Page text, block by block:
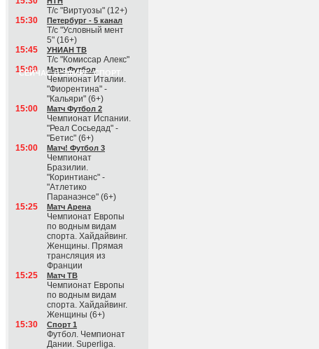
Т/с "Виртуозы" (12+)
15:30
Петербург - 5 канал
Т/с "Условный мент
5" (16+)
15:45
УНИАН ТВ
Т/с "Комиссар Алекс"
СЕЙЧАС В ЭФИРЕ: СПОРТ
15:00 Матч Футбол
Чемпионат Италии.
"Фиорентина" -
"Кальяри" (6+)
15:00
Матч Футбол 2
Чемпионат Испании.
"Реал Сосьедад" -
"Бетис" (6+)
15:00
Матч! Футбол 3
Чемпионат
Бразилии.
"Коринтианс" -
"Атлетико
Паранаэнсе" (6+)
15:25
Матч Арена
Чемпионат Европы
по водным видам
спорта. Хайдайвинг.
Женщины. Прямая
трансляция из
Франции
15:25
Матч ТВ
Чемпионат Европы
по водным видам
спорта. Хайдайвинг.
Женщины (6+)
15:30
Спорт 1
Футбол. Чемпионат
Дании. Superliga.